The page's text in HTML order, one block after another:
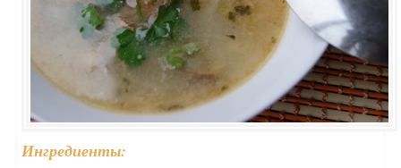
Ингредиенты: